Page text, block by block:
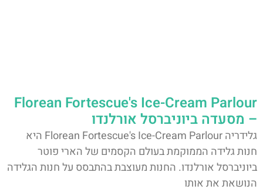
Florean Fortescue's Ice-Cream Parlour
– מסעדה ביוניברסל אורלנדו
גלידריה Florean Fortescue's Ice-Cream Parlour היא
חנות גלידה הממוקמת בעולם הקסמים של הארי פוטר
ביוניברסל אורלנדו. החנות מעוצבת בהתבסס על חנות הגלידה
הנושאת את אותו